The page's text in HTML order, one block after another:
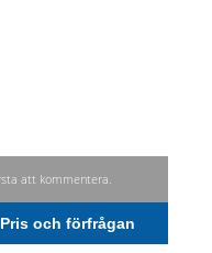
att kommentera.
Pris och förfrågan